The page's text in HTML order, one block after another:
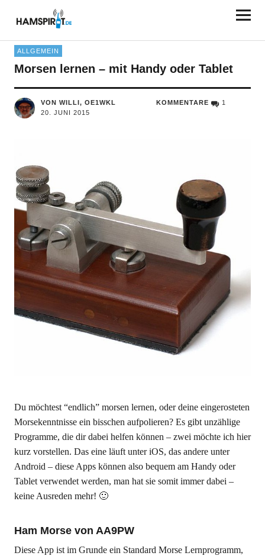
HAMSPIRIT.DE
ALLGEMEIN
Morsen lernen – mit Handy oder Tablet
VON WILLI, OE1WKL
20. JUNI 2015
KOMMENTARE 1
Du möchtest “endlich” morsen lernen, oder deine eingerosteten
Morsekenntnisse ein bisschen aufpolieren? Es gibt unzählige
Programme, die dir dabei helfen können – zwei möchte ich hier
kurz vorstellen. Das eine läuft unter iOS, das andere unter
Android – diese Apps können also bequem am Handy oder
Tablet verwendet werden, man hat sie somit immer dabei –
keine Ausreden mehr! 🙂
Ham Morse von AA9PW
Diese App ist im Grunde ein Standard Morse Lernprogramm,